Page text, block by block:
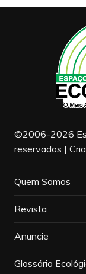
©2006-2026
reservados |
Quem Somos
Revista
Anuncie
Glossário